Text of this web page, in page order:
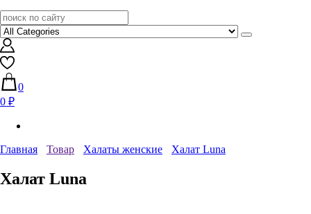
0
0 ₽
Главная Товар Халаты женские Халат Luna
Халат Luna